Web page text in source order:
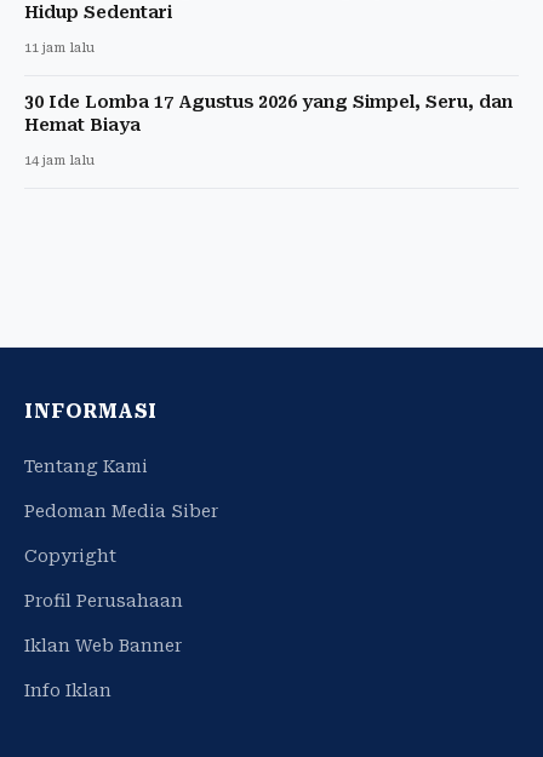
Hidup Sedentari
11 jam lalu
30 Ide Lomba 17 Agustus 2026 yang Simpel, Seru, dan
Hemat Biaya
14 jam lalu
INFORMASI
Tentang Kami
Pedoman Media Siber
Copyright
Profil Perusahaan
Iklan Web Banner
Info Iklan